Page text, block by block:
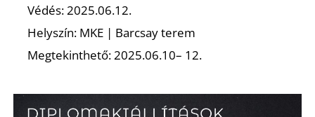
Védés: 2025.06.12.
Helyszín: MKE | Barcsay terem
Megtekinthető: 2025.06.10– 12.